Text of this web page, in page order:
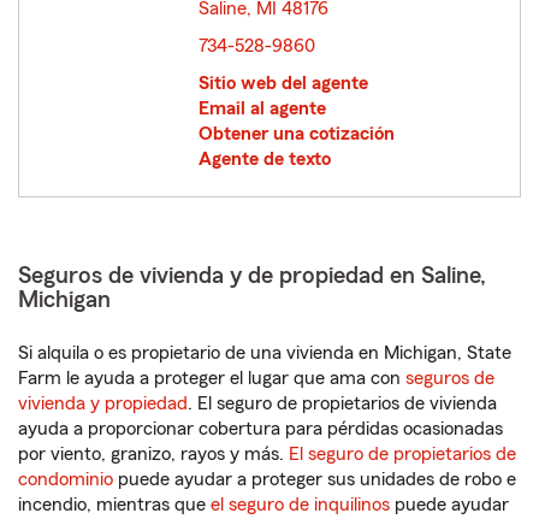
Saline, MI 48176
734-528-9860
Sitio web del agente
Email al agente
Obtener una cotización
Agente de texto
Seguros de vivienda y de propiedad en Saline,
Michigan
Si alquila o es propietario de una vivienda en Michigan, State
Farm le ayuda a proteger el lugar que ama con seguros de
vivienda y propiedad. El seguro de propietarios de vivienda
ayuda a proporcionar cobertura para pérdidas ocasionadas
por viento, granizo, rayos y más. El seguro de propietarios de
condominio puede ayudar a proteger sus unidades de robo e
incendio, mientras que el seguro de inquilinos puede ayudar